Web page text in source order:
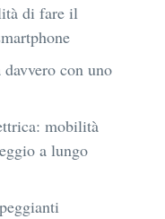
di fare il
con uno
mobilità
a lungo